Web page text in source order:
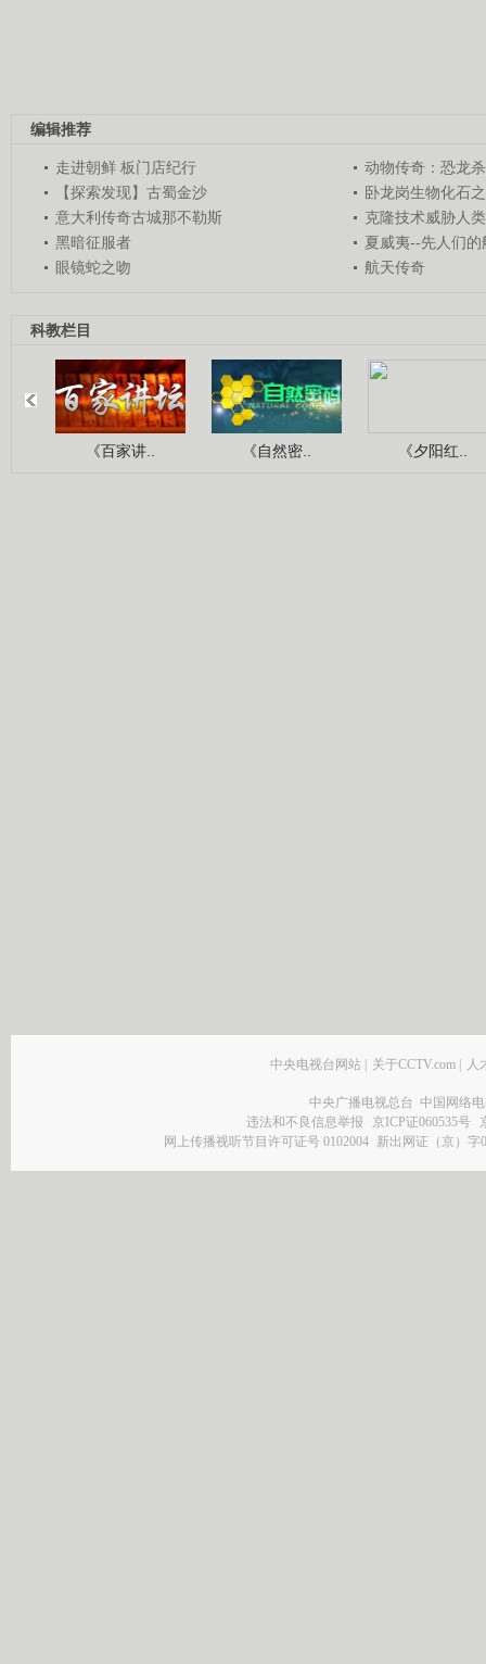
编辑推荐
走进朝鲜 板门店纪行
动物传奇：恐龙
【探索发现】古蜀金沙
卧龙岗生物化石
意大利传奇古城那不勒斯
克隆技术威胁人
黑暗征服者
夏威夷--先人们的
眼镜蛇之吻
航天传奇
科教栏目
《百家讲.. 《自然密.. 《夕阳红..
中央电视台网站 | 关于CCTV.com | 人
中央广播电视总台 中国网络
违法和不良信息举报
京ICP证060535号
网上传播视听节目许可证号 0102004 新出网证（京）